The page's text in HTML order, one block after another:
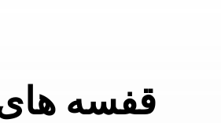
قفسه های